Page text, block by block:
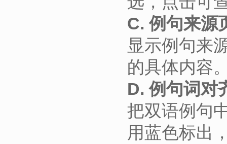
C. 例句来源
显示例句来
的具体内容
D. 例句词对
把双语例句
用蓝色标出